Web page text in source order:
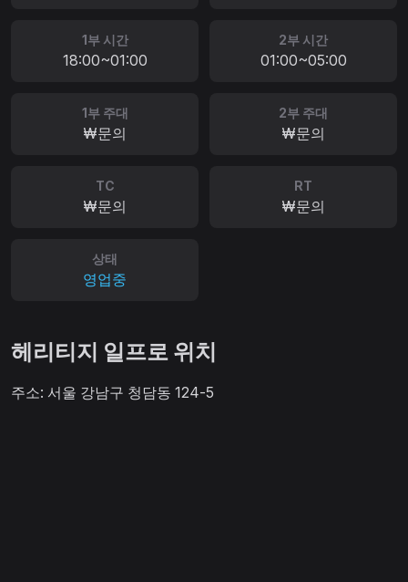
1부 시간
18:00~01:00
2부 시간
01:00~05:00
1부 주대
₩문의
2부 주대
₩문의
TC
₩문의
RT
₩문의
상태
영업중
헤리티지 일프로 위치
주소: 서울 강남구 청담동 124-5